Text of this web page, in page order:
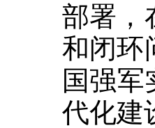
部署，
和闭环
国强军
代化建